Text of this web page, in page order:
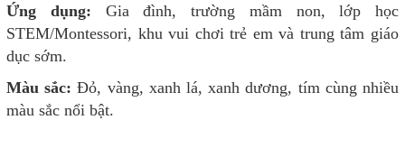
Ứng dụng: Gia đình, trường mầm non, lớp học
STEM/Montessori, khu vui chơi trẻ em và trung tâm giáo
dục sớm.
Màu sắc: Đỏ, vàng, xanh lá, xanh dương, tím cùng nhiều
màu sắc nổi bật.